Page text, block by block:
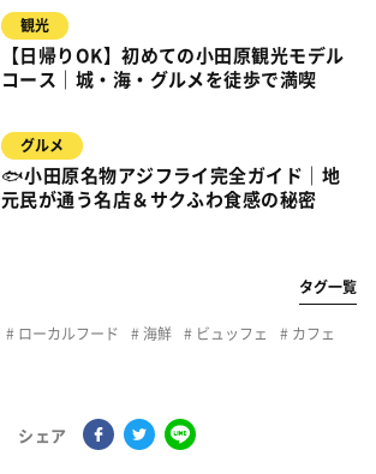
観光
【日帰りOK】初めての小田原観光モデル
コース｜城・海・グルメを徒歩で満喫
グルメ
🐟小田原名物アジフライ完全ガイド｜地
元民が通う名店＆サクふわ食感の秘密
タグ一覧
ローカルフード 海鮮 ビュッフェ
カフェ
シェア